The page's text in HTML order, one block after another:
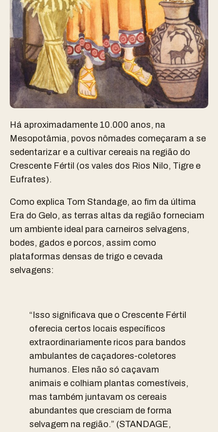
Há aproximadamente 10.000 anos, na
Mesopotâmia, povos nômades começaram a se
sedentarizar e a cultivar cereais na região do
Crescente Fértil (os vales dos Rios Nilo, Tigre e
Eufrates).
Como explica Tom Standage, ao fim da última
Era do Gelo, as terras altas da região forneciam
um ambiente ideal para carneiros selvagens,
bodes, gados e porcos, assim como
plataformas densas de trigo e cevada
selvagens:
“Isso significava que o Crescente Fértil
oferecia certos locais específicos
extraordinariamente ricos para bandos
ambulantes de caçadores-coletores
humanos. Eles não só caçavam
animais e colhiam plantas comestíveis,
mas também juntavam os cereais
abundantes que cresciam de forma
selvagem na região.” (STANDAGE,